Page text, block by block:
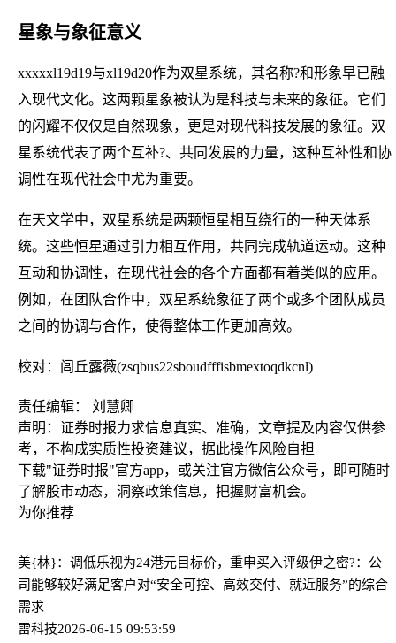
星象与象征意义
xxxxxl19d19与xl19d20作为双星系统，其名称?和形象早已融
入现代文化。这两颗星象被认为是科技与未来的象征。它们
的闪耀不仅仅是自然现象，更是对现代科技发展的象征。双
星系统代表了两个互补?、共同发展的力量，这种互补性和协
调性在现代社会中尤为重要。
在天文学中，双星系统是两颗恒星相互绕行的一种天体系
统。这些恒星通过引力相互作用，共同完成轨道运动。这种
互动和协调性，在现代社会的各个方面都有着类似的应用。
例如，在团队合作中，双星系统象征了两个或多个团队成员
之间的协调与合作，使得整体工作更加高效。
校对：闾丘露薇(zsqbus22sboudfffisbmextoqdkcnl)
责任编辑： 刘慧卿
声明：证券时报力求信息真实、准确，文章提及内容仅供参
考，不构成实质性投资建议，据此操作风险自担
下载"证券时报"官方app，或关注官方微信公众号，即可随时
了解股市动态，洞察政策信息，把握财富机会。
为你推荐
美{林}：调低乐视为24港元目标价，重申买入评级伊之密?：公
司能够较好满足客户对“安全可控、高效交付、就近服务”的综合
需求
雷科技2026-06-15 09:53:59